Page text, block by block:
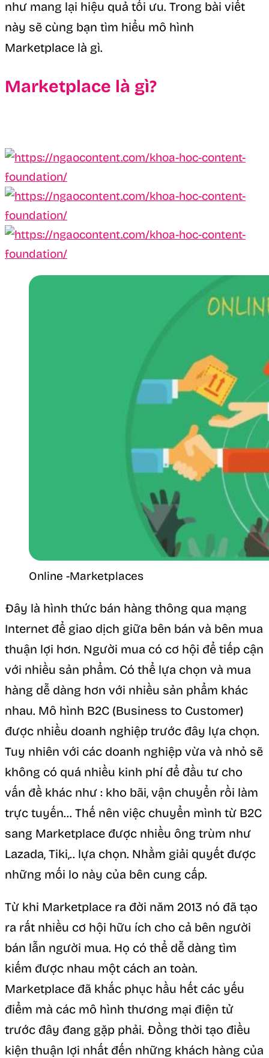
như mang lại hiệu quả tối ưu. Trong bài viết
này sẽ cùng bạn tìm hiểu mô hình
Marketplace là gì.
Marketplace là gì?
Online -Marketplaces
Đây là hình thức bán hàng thông qua mạng
Internet để giao dịch giữa bên bán và bên mua
thuận lợi hơn. Người mua có cơ hội để tiếp cận
với nhiều sản phẩm. Có thể lựa chọn và mua
hàng dễ dàng hơn với nhiều sản phẩm khác
nhau. Mô hình B2C (Business to Customer)
được nhiều doanh nghiệp trước đây lựa chọn.
Tuy nhiên với các doanh nghiệp vừa và nhỏ sẽ
không có quá nhiều kinh phí để đầu tư cho
vấn đề khác như : kho bãi, vận chuyển rồi làm
trực tuyến… Thế nên việc chuyển mình từ B2C
sang Marketplace được nhiều ông trùm như
Lazada, Tiki,.. lựa chọn. Nhằm giải quyết được
những mối lo này của bên cung cấp.
Từ khi Marketplace ra đời năm 2013 nó đã tạo
ra rất nhiều cơ hội hữu ích cho cả bên người
bán lẫn người mua. Họ có thể dễ dàng tìm
kiếm được nhau một cách an toàn.
Marketplace đã khắc phục hầu hết các yếu
điểm mà các mô hình thương mại điện tử
trước đây đang gặp phải. Đồng thời tạo điều
kiện thuận lợi nhất đến những khách hàng của